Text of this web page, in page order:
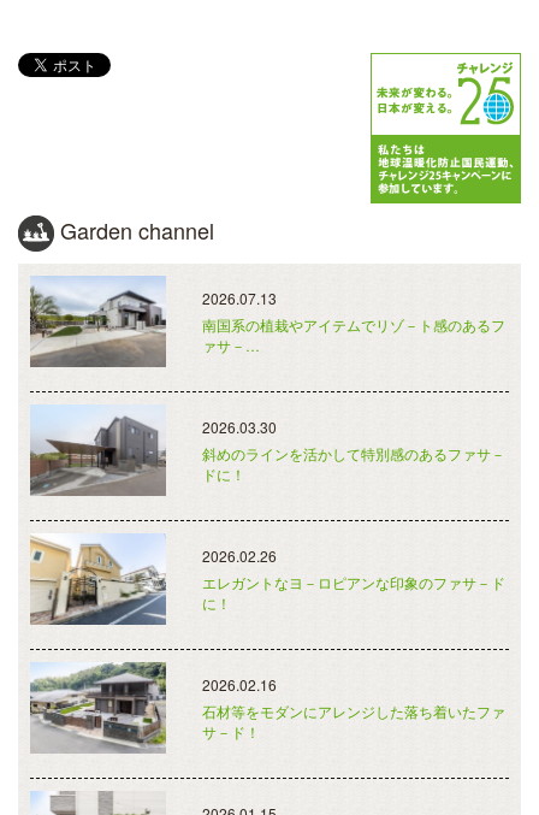
Garden channel
2026.07.13
南国系の植栽やアイテムでリゾ－ト感のあるフ
ァサ－…
2026.03.30
斜めのラインを活かして特別感のあるファサ－
ドに！
2026.02.26
エレガントなヨ－ロピアンな印象のファサ－ド
に！
2026.02.16
石材等をモダンにアレンジした落ち着いたファ
サ－ド！